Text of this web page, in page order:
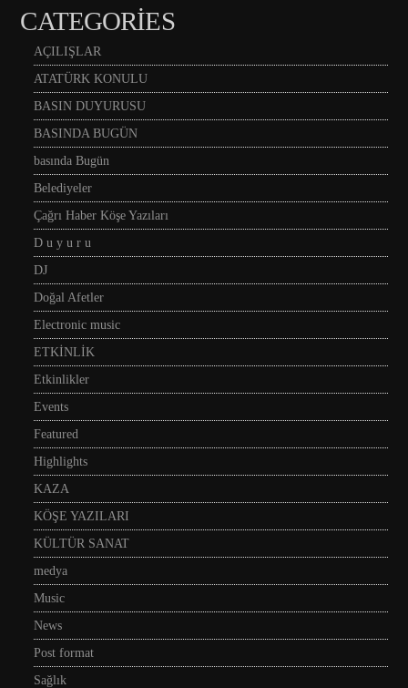
CATEGORIES
AÇILIŞLAR
ATATÜRK KONULU
BASIN DUYURUSU
BASINDA BUGÜN
basında Bugün
Belediyeler
Çağrı Haber Köşe Yazıları
D u y u r u
DJ
Doğal Afetler
Electronic music
ETKİNLİK
Etkinlikler
Events
Featured
Highlights
KAZA
KÖŞE YAZILARI
KÜLTÜR SANAT
medya
Music
News
Post format
Sağlık